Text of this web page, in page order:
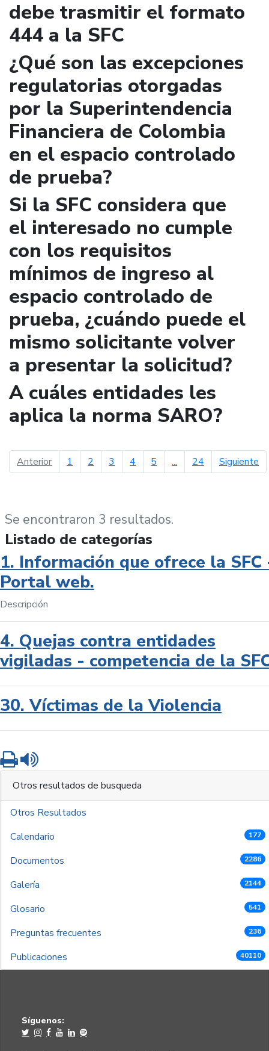
debe trasmitir el formato
444 a la SFC
¿Qué son las excepciones
regulatorias otorgadas
por la Superintendencia
Financiera de Colombia
en el espacio controlado
de prueba?
Si la SFC considera que
el interesado no cumple
con los requisitos
mínimos de ingreso al
espacio controlado de
prueba, ¿cuándo puede el
mismo solicitante volver
a presentar la solicitud?
A cuáles entidades les
aplica la norma SARO?
Anteriorpágina anterior
1 2 3 4 5 ... 24 Siguiente
Se encontraron 3 resultados.
Listado de categorías
1. Información que ofrece la SFC
Portal web.
Descripción
4. Quejas contra entidades
vigiladas - competencia de la
30. Víctimas de la Violencia
Imprimir
Otros resultados de busqueda
Otros Resultados
Calendario
177
Documentos 2286
Galería 2144
Glosario 541
Preguntas frecuentes 236
Publicaciones 40110
Síguenos: